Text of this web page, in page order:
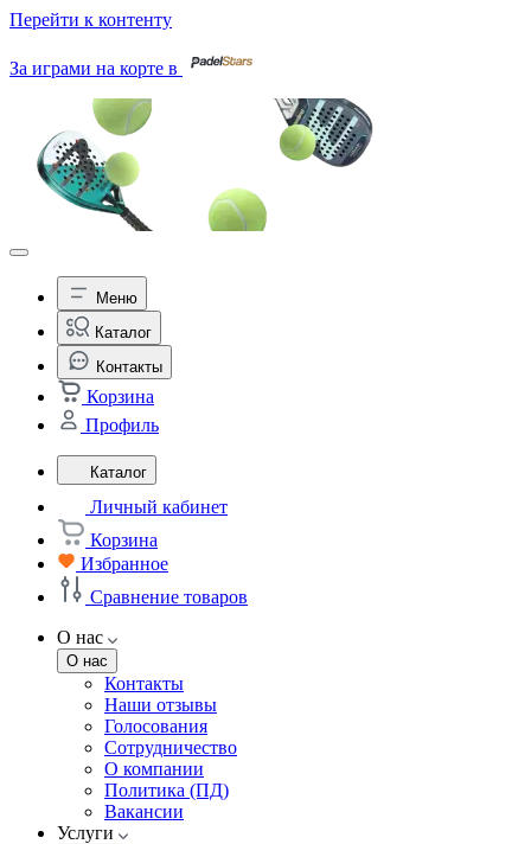
Перейти к контенту
За играми на корте в
Меню
Каталог
Контакты
Корзина
Профиль
Каталог
Личный кабинет
Корзина
Избранное
Сравнение товаров
О нас
О нас
Контакты
Наши отзывы
Голосования
Сотрудничество
О компании
Политика (ПД)
Вакансии
Услуги